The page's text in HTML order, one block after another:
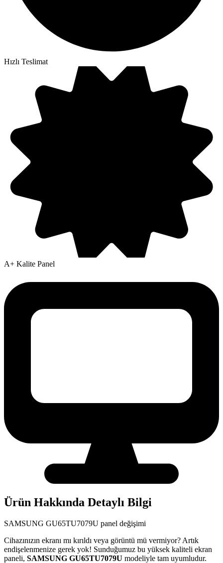
Hızlı Teslimat
A+ Kalite Panel
Ürün Hakkında Detaylı Bilgi
SAMSUNG GU65TU7079U panel değişimi
Cihazınızın ekranı mı kırıldı veya görüntü mü vermiyor? Artık
endişelenmenize gerek yok! Sunduğumuz bu yüksek kaliteli ekran
paneli, SAMSUNG GU65TU7079U modeliyle tam uyumludur.